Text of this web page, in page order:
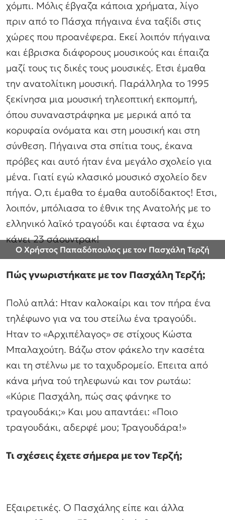
χόμπι. Μόλις έβγαζα κάποια χρήματα, λίγο
πριν από το Πάσχα πήγαινα ένα ταξίδι στις
χώρες που προανέφερα. Εκεί λοιπόν πήγαινα
και έβρισκα διάφορους μουσικούς και έπαιζα
μαζί τους τις δικές τους μουσικές. Ετσι έμαθα
την ανατολίτικη μουσική. Παράλληλα το 1995
ξεκίνησα μια μουσική τηλεοπτική εκπομπή,
όπου συναναστράφηκα με μερικά από τα
κορυφαία ονόματα και στη μουσική και στη
σύνθεση. Πήγαινα στα σπίτια τους, έκανα
πρόβες και αυτό ήταν ένα μεγάλο σχολείο για
μένα. Γιατί εγώ κλασικό μουσικό σχολείο δεν
πήγα. Ο,τι έμαθα το έμαθα αυτοδίδακτος! Ετσι,
λοιπόν, μπόλιασα το έθνικ της Ανατολής με το
ελληνικό λαϊκό τραγούδι και έφτασα να έχω
κάνει 23 σάουντρακ!
Ο Χρήστος Παπαδόπουλος με τον Πασχάλη Τερζή
Πώς γνωριστήκατε με τον Πασχάλη Τερζή;
Πολύ απλά: Ηταν καλοκαίρι και τον πήρα ένα
τηλέφωνο για να του στείλω ένα τραγούδι.
Ηταν το «Αρχιπέλαγος» σε στίχους Κώστα
Μπαλαχούτη. Βάζω στον φάκελο την κασέτα
και τη στέλνω με το ταχυδρομείο. Επειτα από
κάνα μήνα τού τηλεφωνώ και τον ρωτάω:
«Κύριε Πασχάλη, πώς σας φάνηκε το
τραγουδάκι;» Και μου απαντάει: «Ποιο
τραγουδάκι, αδερφέ μου; Τραγουδάρα!»
Τι σχέσεις έχετε σήμερα με τον Τερζή;
Εξαιρετικές. Ο Πασχάλης είπε και άλλα